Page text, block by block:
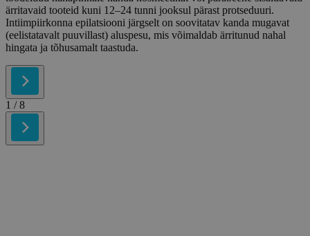
ärritavaid tooteid kuni 12–24 tunni jooksul pärast protseduuri.
Intiimpiirkonna epilatsiooni järgselt on soovitatav kanda mugavat
(eelistatavalt puuvillast) aluspesu, mis võimaldab ärritunud nahal
hingata ja tõhusamalt taastuda.
1 / 8